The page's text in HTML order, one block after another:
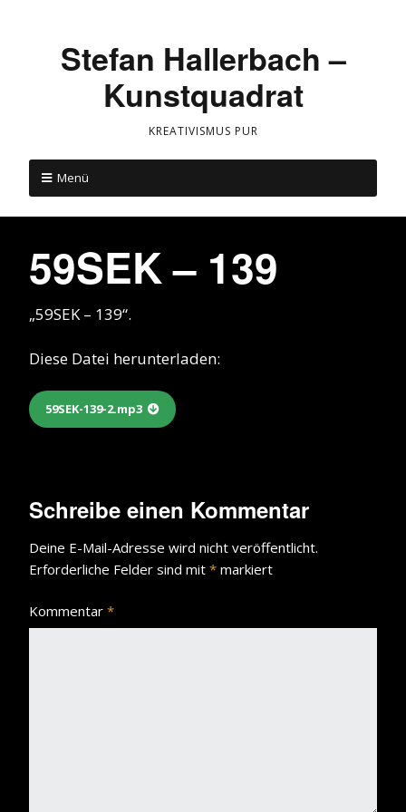
Stefan Hallerbach –
Kunstquadrat
KREATIVISMUS PUR
Menü
59SEK – 139
„59SEK – 139“.
Diese Datei herunterladen:
59SEK-139-2.mp3
Schreibe einen Kommentar
Deine E-Mail-Adresse wird nicht veröffentlicht.
Erforderliche Felder sind mit * markiert
Kommentar *